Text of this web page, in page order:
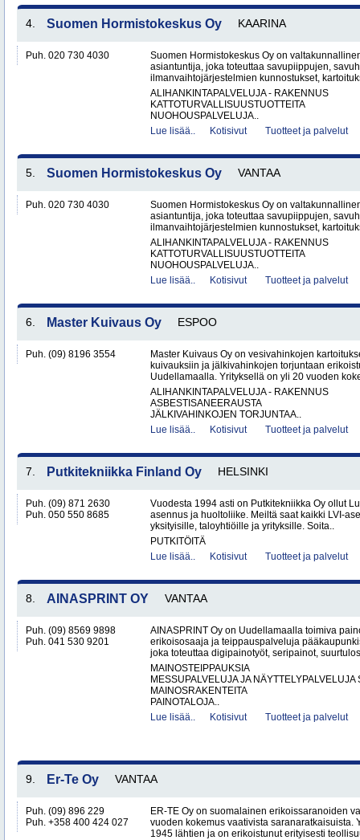
4. Suomen Hormistokeskus Oy KAARINA
Puh. 020 730 4030
Suomen Hormistokeskus Oy on
asiantuntija, joka toteuttaa savupiippujen,
ilmanvaihtojärjestelmien kunnostukset,
ALIHANKINTAPALVELUJA - RAKENNUS
KATTOTURVALLISUUSTUOTTEITA
NUOHOUSPALVELUJA..
Lue lisää..
Kotisivut Tuotteet ja palvelut
5. Suomen Hormistokeskus Oy VANTAA
Puh. 020 730 4030
Suomen Hormistokeskus Oy on
asiantuntija, joka toteuttaa savupiippujen,
ilmanvaihtojärjestelmien kunnostukset,
ALIHANKINTAPALVELUJA - RAKENNUS
KATTOTURVALLISUUSTUOTTEITA
NUOHOUSPALVELUJA..
Lue lisää..
Kotisivut Tuotteet ja palvelut
6. Master Kuivaus Oy ESPOO
Puh. (09) 8196 3554
Master Kuivaus Oy on vesivahinkojen
kuivauksiin ja jälkivahinkojen torjuntaan
Uudellamaalla. Yrityksellä on yli 20 vuoden
ALIHANKINTAPALVELUJA - RAKENNUS
ASBESTISANEERAUSTA
JÄLKIVAHINKOJEN TORJUNTAA..
Lue lisää..
Kotisivut Tuotteet ja palvelut
7. Putkitekniikka Finland Oy HELSINKI
Puh. (09) 871 2630
Puh. 050 550 8685
Vuodesta 1994 asti on Putkitekniikka Oy ollut
asennus ja huoltoliike. Meiltä saat kaikki LVI-
yksityisille, taloyhtiöille ja yrityksille. Soita..
PUTKITÖITÄ
Lue lisää..
Kotisivut Tuotteet ja palvelut
8. AINASPRINT OY VANTAA
Puh. (09) 8569 9898
Puh. 041 530 9201
AINASPRINT Oy on Uudellamaalla toimiva
erikoisosaaja ja teippauspalveluja
joka toteuttaa digipainotyöt, seripainot,
MAINOSTEIPPAUKSIA
MESSUPALVELUJA JA NÄYTTELYPALVELUJA
MAINOSRAKENTEITA
PAINOTALOJA..
Lue lisää..
Kotisivut Tuotteet ja palvelut
9. Er-Te Oy VANTAA
Puh. (09) 896 229
Puh. +358 400 424 027
ER-TE Oy on suomalainen erikoissaranoiden
vuoden kokemus vaativista saranaratkaisuista.
1945 lähtien ja on erikoistunut erityisesti